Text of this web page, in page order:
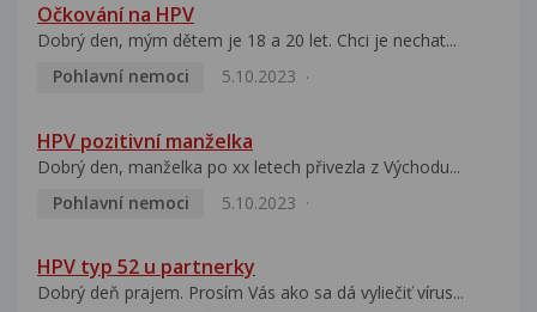
Očkování na HPV
Dobrý den, mým dětem je 18 a 20 let. Chci je nechat...
Pohlavní nemoci
5.10.2023
HPV pozitivní manželka
Dobrý den, manželka po xx letech přivezla z Východu...
Pohlavní nemoci
5.10.2023
HPV typ 52 u partnerky
Dobrý deň prajem. Prosím Vás ako sa dá vyliečiť vírus...